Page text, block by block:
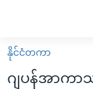
လွယ်ကူ
စေ
မူလစာမျက်နှာ
မြန်မာ
နိုင်ငံတကာ
ဂျပန်အာကာ